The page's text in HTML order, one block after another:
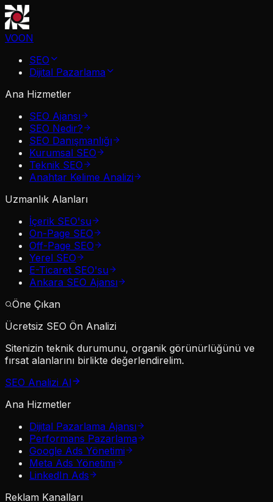
VOON
SEO
Dijital Pazarlama
Ana Hizmetler
SEO Ajansı
SEO Nedir?
SEO Danışmanlığı
Kurumsal SEO
Teknik SEO
Anahtar Kelime Analizi
Uzmanlık Alanları
İçerik SEO'su
On-Page SEO
Off-Page SEO
Yerel SEO
E-Ticaret SEO'su
Ankara SEO Ajansı
Öne Çıkan
Ücretsiz SEO Ön Analizi
Sitenizin teknik durumunu, organik görünürlüğünü ve
fırsat alanlarını birlikte değerlendirelim.
SEO Analizi Al
Ana Hizmetler
Dijital Pazarlama Ajansı
Performans Pazarlama
Google Ads Yönetimi
Meta Ads Yönetimi
LinkedIn Ads
Reklam Kanalları